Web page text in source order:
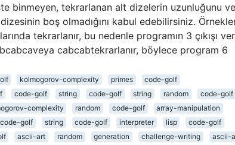
binmeyen, tekrarlanan alt dizelerin uzunluğunu
boş olmadığını kabul edebilirsiniz.
tekrarlanır, bu nedenle programın 3 çıkışı
cabcabtekrarlanır, böylece program 6
kolmogorov-complexity primes
code-golf
code-golf string code-golf string random
code-golf
complexity random code-golf
array-manipulation
code-golf string code-golf interpreter lisp
code-golf
ascii-art random generation challenge-writing
ascii-